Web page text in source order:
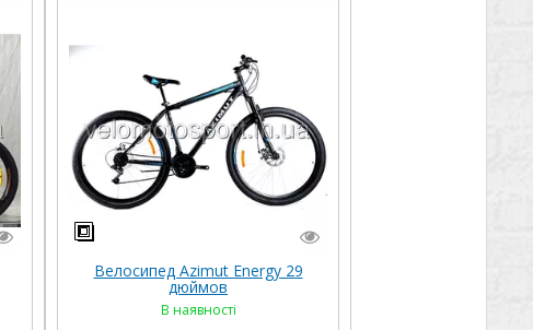
Велосипед Azimut Energy 29
дюймов
В наявності